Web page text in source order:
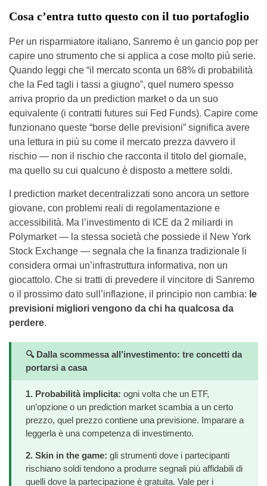
Cosa c’entra tutto questo con il tuo portafoglio
Per un risparmiatore italiano, Sanremo è un gancio pop per
capire uno strumento che si applica a cose molto più serie.
Quando leggi che “il mercato sconta un 68% di probabilità
che la Fed tagli i tassi a giugno”, quel numero spesso
arriva proprio da un prediction market o da un suo
equivalente (i contratti futures sui Fed Funds). Capire come
funzionano queste “borse delle previsioni” significa avere
una lettura in più su come il mercato prezza davvero il
rischio — non il rischio che racconta il titolo del giornale,
ma quello su cui qualcuno è disposto a mettere soldi.
I prediction market decentralizzati sono ancora un settore
giovane, con problemi reali di regolamentazione e
accessibilità. Ma l’investimento di ICE da 2 miliardi in
Polymarket — la stessa società che possiede il New York
Stock Exchange — segnala che la finanza tradizionale li
considera ormai un’infrastruttura informativa, non un
giocattolo. Che si tratti di prevedere il vincitore di Sanremo
o il prossimo dato sull’inflazione, il principio non cambia: le
previsioni migliori vengono da chi ha qualcosa da
perdere.
🔍 Dalla scommessa all’investimento: tre concetti da
portarsi a casa
1. Probabilità implicita: ogni volta che un ETF,
un’opzione o un prediction market scambia a un certo
prezzo, quel prezzo contiene una previsione. Imparare a
leggerla è una competenza di investimento.
2. Skin in the game: gli strumenti dove i partecipanti
rischiano soldi tendono a produrre segnali più affidabili di
quelli dove la partecipazione è gratuita. Vale per i